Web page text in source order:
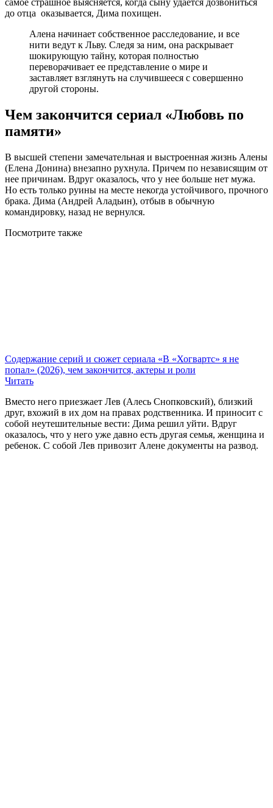
самое страшное выясняется, когда сыну удается дозвониться
до отца оказывается, Дима похищен.
Алена начинает собственное расследование, и все
нити ведут к Льву. Следя за ним, она раскрывает
шокирующую тайну, которая полностью
переворачивает ее представление о мире и
заставляет взглянуть на случившееся с совершенно
другой стороны.
Чем закончится сериал «Любовь по
памяти»
В высшей степени замечательная и выстроенная жизнь Алены
(Елена Донина) внезапно рухнула. Причем по независящим от
нее причинам. Вдруг оказалось, что у нее больше нет мужа.
Но есть только руины на месте некогда устойчивого, прочного
брака. Дима (Андрей Аладьин), отбыв в обычную
командировку, назад не вернулся.
Посмотрите также
Содержание серий и сюжет сериала «В «Хогвартс» я не
попал» (2026), чем закончится, актеры и роли
Читать
Вместо него приезжает Лев (Алесь Снопковский), близкий
друг, вхожий в их дом на правах родственника. И приносит с
собой неутешительные вести: Дима решил уйти. Вдруг
оказалось, что у него уже давно есть другая семья, женщина и
ребенок. С собой Лев привозит Алене документы на развод.